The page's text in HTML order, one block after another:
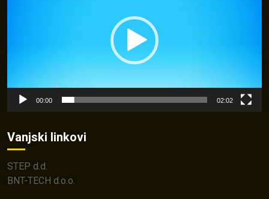
00:00 02:02
Vanjski linkovi
STEP d.d.
BNT-TECH d.o.o.